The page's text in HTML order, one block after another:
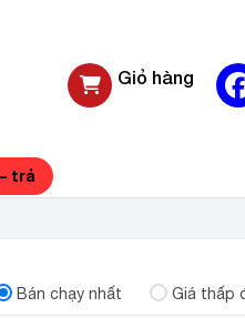
Giỏ hàng
trả
Bán chạy nhất Giá thấp